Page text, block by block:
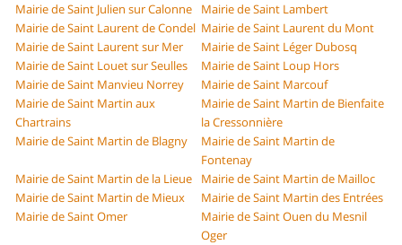
Mairie de Saint Julien sur Calonne
Mairie de Saint Lambert
Mairie de Saint Laurent de Condel Mairie de Saint Laurent du Mont
Mairie de Saint Laurent sur Mer
Mairie de Saint Léger Dubosq
Mairie de Saint Louet sur Seulles
Mairie de Saint Loup Hors
Mairie de Saint Manvieu Norrey
Mairie de Saint Marcouf
Mairie de Saint Martin aux
Chartrains
Mairie de Saint Martin de Bienfaite
la Cressonnière
Mairie de Saint Martin de Blagny
Mairie de Saint Martin de
Fontenay
Mairie de Saint Martin de la Lieue
Mairie de Saint Martin de Mailloc
Mairie de Saint Martin de Mieux
Mairie de Saint Martin des Entrées
Mairie de Saint Omer
Mairie de Saint Ouen du Mesnil
Oger